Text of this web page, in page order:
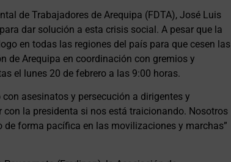
de Trabajadores de Arequipa (FDTA), José Luis
dar solución a esta crisis social. A pesar que la
en todas las regiones del país para que cesen las
de Arequipa en coordinación con gremios y
el lunes 20 de febrero a las 9:00 horas.
asesinatos y persecución a dirigentes y
la presidenta si nos está traicionando. Nosotros
forma pacífica en las movilizaciones y marchas”